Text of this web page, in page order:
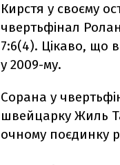
Кирстя у своєму
чвертьфінал
7:6(4). Цікаво, що
у 2009-му.
Сорана у
швейцарку Жиль
очному поєдинку